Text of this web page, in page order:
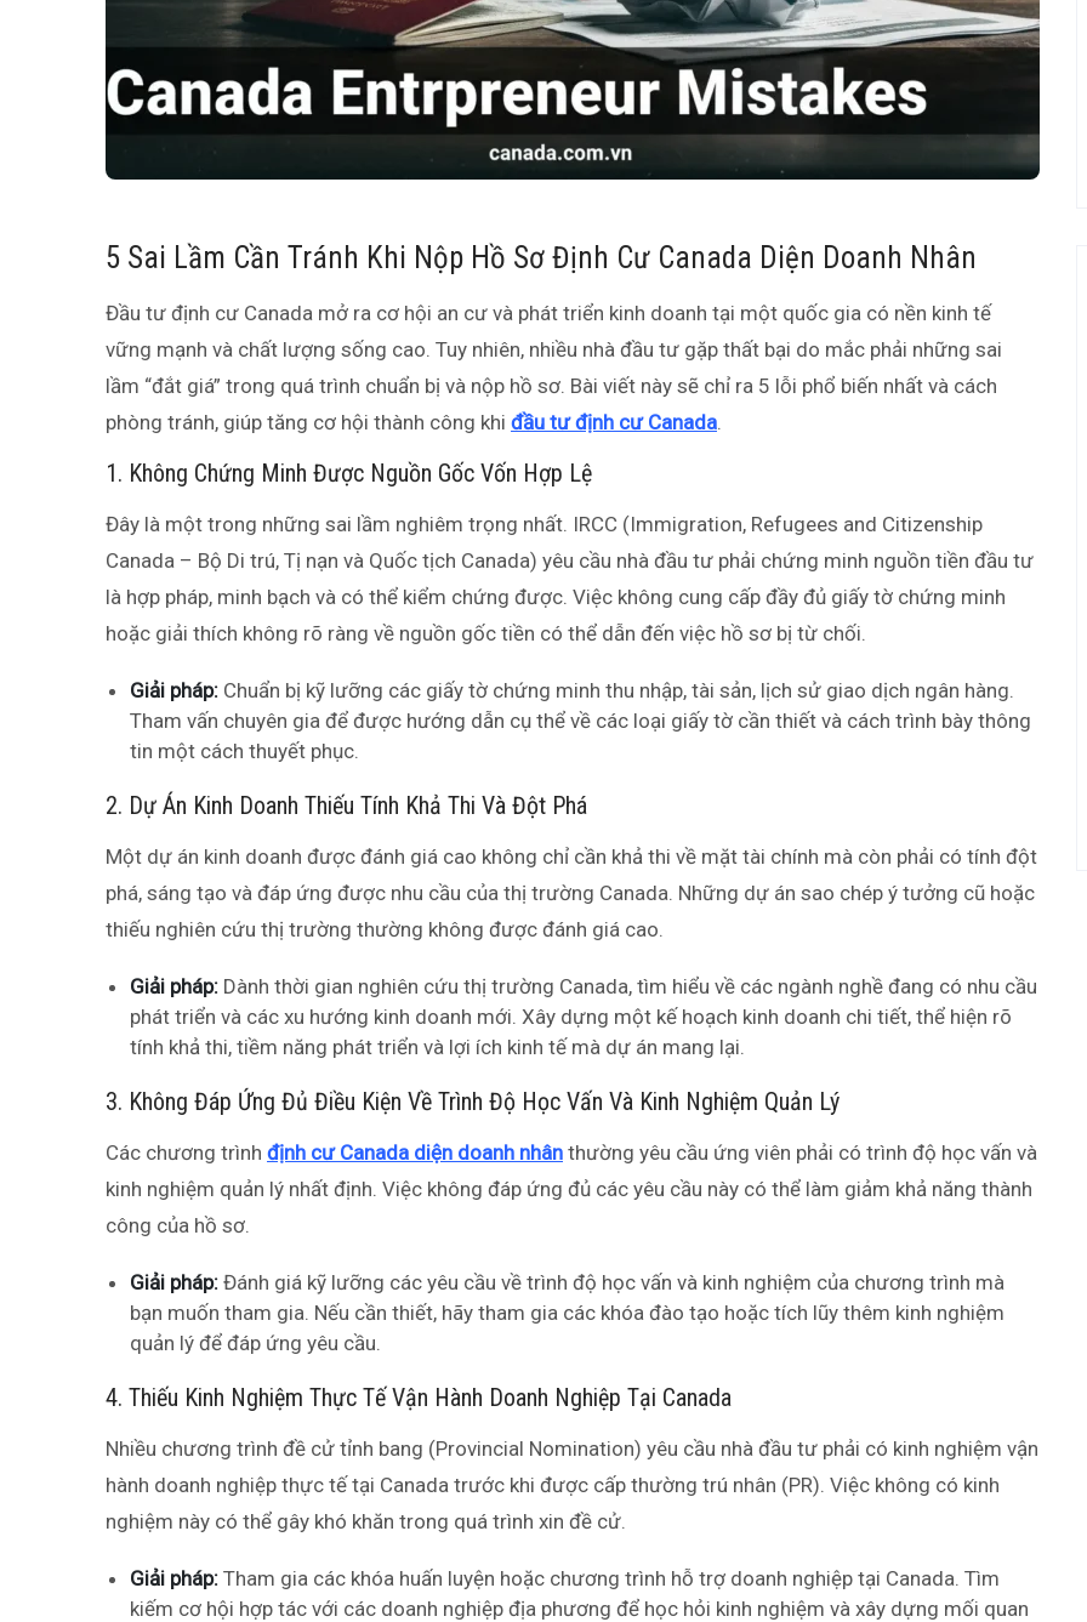
5 Sai Lầm Cần Tránh Khi Nộp Hồ Sơ Định Cư Canada Diện Doanh Nhân
Đầu tư định cư Canada mở ra cơ hội an cư và phát triển kinh doanh tại một quốc gia có nền kinh tế
vững mạnh và chất lượng sống cao. Tuy nhiên, nhiều nhà đầu tư gặp thất bại do mắc phải những sai
lầm “đắt giá” trong quá trình chuẩn bị và nộp hồ sơ. Bài viết này sẽ chỉ ra 5 lỗi phổ biến nhất và cách
phòng tránh, giúp tăng cơ hội thành công khi đầu tư định cư Canada.
1. Không Chứng Minh Được Nguồn Gốc Vốn Hợp Lệ
Đây là một trong những sai lầm nghiêm trọng nhất. IRCC (Immigration, Refugees and Citizenship
Canada – Bộ Di trú, Tị nạn và Quốc tịch Canada) yêu cầu nhà đầu tư phải chứng minh nguồn tiền đầu tư
là hợp pháp, minh bạch và có thể kiểm chứng được. Việc không cung cấp đầy đủ giấy tờ chứng minh
hoặc giải thích không rõ ràng về nguồn gốc tiền có thể dẫn đến việc hồ sơ bị từ chối.
Giải pháp: Chuẩn bị kỹ lưỡng các giấy tờ chứng minh thu nhập, tài sản, lịch sử giao dịch ngân hàng.
Tham vấn chuyên gia để được hướng dẫn cụ thể về các loại giấy tờ cần thiết và cách trình bày thông
tin một cách thuyết phục.
2. Dự Án Kinh Doanh Thiếu Tính Khả Thi Và Đột Phá
Một dự án kinh doanh được đánh giá cao không chỉ cần khả thi về mặt tài chính mà còn phải có tính đột
phá, sáng tạo và đáp ứng được nhu cầu của thị trường Canada. Những dự án sao chép ý tưởng cũ hoặc
thiếu nghiên cứu thị trường thường không được đánh giá cao.
Giải pháp: Dành thời gian nghiên cứu thị trường Canada, tìm hiểu về các ngành nghề đang có nhu cầu
phát triển và các xu hướng kinh doanh mới. Xây dựng một kế hoạch kinh doanh chi tiết, thể hiện rõ
tính khả thi, tiềm năng phát triển và lợi ích kinh tế mà dự án mang lại.
3. Không Đáp Ứng Đủ Điều Kiện Về Trình Độ Học Vấn Và Kinh Nghiệm Quản Lý
Các chương trình định cư Canada diện doanh nhân thường yêu cầu ứng viên phải có trình độ học vấn và
kinh nghiệm quản lý nhất định. Việc không đáp ứng đủ các yêu cầu này có thể làm giảm khả năng thành
công của hồ sơ.
Giải pháp: Đánh giá kỹ lưỡng các yêu cầu về trình độ học vấn và kinh nghiệm của chương trình mà
bạn muốn tham gia. Nếu cần thiết, hãy tham gia các khóa đào tạo hoặc tích lũy thêm kinh nghiệm
quản lý để đáp ứng yêu cầu.
4. Thiếu Kinh Nghiệm Thực Tế Vận Hành Doanh Nghiệp Tại Canada
Nhiều chương trình đề cử tỉnh bang (Provincial Nomination) yêu cầu nhà đầu tư phải có kinh nghiệm vận
hành doanh nghiệp thực tế tại Canada trước khi được cấp thường trú nhân (PR). Việc không có kinh
nghiệm này có thể gây khó khăn trong quá trình xin đề cử.
Giải pháp: Tham gia các khóa huấn luyện hoặc chương trình hỗ trợ doanh nghiệp tại Canada. Tìm
kiếm cơ hội hợp tác với các doanh nghiệp địa phương để học hỏi kinh nghiệm và xây dựng mối quan